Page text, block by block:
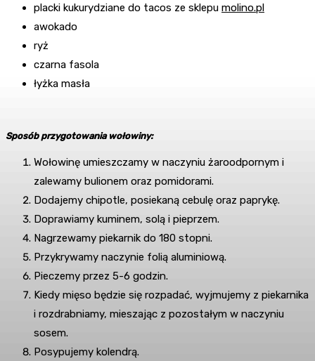
placki kukurydziane do tacos ze sklepu molino.pl
awokado
ryż
czarna fasola
łyżka masła
Sposób przygotowania wołowiny:
Wołowinę umieszczamy w naczyniu żaroodpornym i
zalewamy bulionem oraz pomidorami.
Dodajemy chipotle, posiekaną cebulę oraz paprykę.
Doprawiamy kuminem, solą i pieprzem.
Nagrzewamy piekarnik do 180 stopni.
Przykrywamy naczynie folią aluminiową.
Pieczemy przez 5-6 godzin.
Kiedy mięso będzie się rozpadać, wyjmujemy z piekarnika
i rozdrabniamy, mieszając z pozostałym w naczyniu
sosem.
Posypujemy kolendrą.